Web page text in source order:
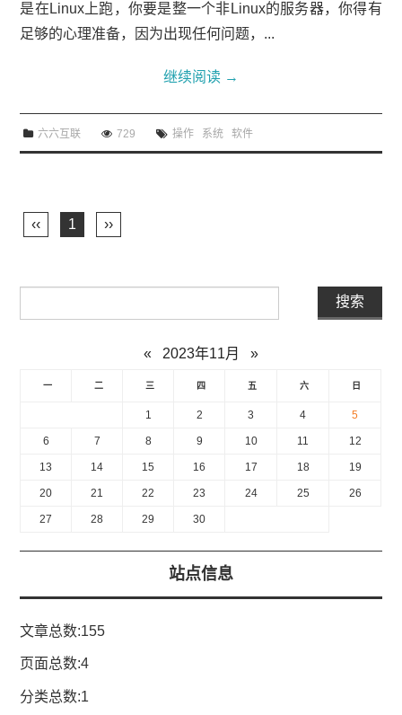
是在Linux上跑，你要是整一个非Linux的服务器，你得有
足够的心理准备，因为出现任何问题，...
继续阅读 →
六六互联 729 操作 系统 软件
‹‹ 1 ››
« 2023年11月 »
一 二 三 四 五 六 日
1 2 3 4 5
6 7 8 9 10 11 12
13 14 15 16 17 18 19
20 21 22 23 24 25 26
27 28 29 30
站点信息
文章总数:155
页面总数:4
分类总数:1